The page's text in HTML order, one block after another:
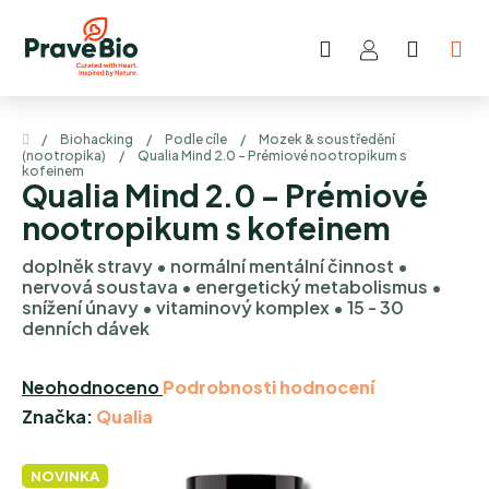
obsah
Hledat
Domů
/ Biohacking / Podle cíle /
Mozek & soustředění
(nootropika)
/
Qualia Mind 2.0 – Prémiové nootropikum s
kofeinem
Qualia Mind 2.0 – Prémiové
nootropikum s kofeinem
doplněk stravy • normální mentální činnost •
nervová soustava • energetický metabolismus •
snížení únavy • vitaminový komplex • 15 - 30
denních dávek
Průměrné
hodnocení
je
NeohodnocenoPodrobnosti hodnocení
Značka: Qualia
NOVINKA